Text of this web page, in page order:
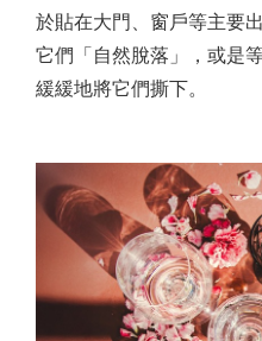
於貼在大門、窗戶等主要
它們「自然脫落」，或是
緩緩地將它們撕下。